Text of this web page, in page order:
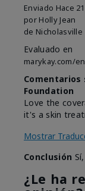
Enviado Hace
por Holly Jean
de Nicholasville
Evaluado en
marykay.com/
Comentarios
Foundation
Love the
it's a skin
Mostrar
Conclusión
¿Le ha